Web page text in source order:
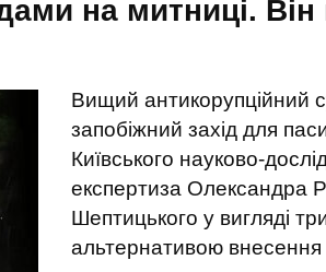
на митниці.
Вищий антикорупційний
запобіжний захід для
Київського науково-
експертиза Олександра
Шептицького у вигляді
альтернативою внесення